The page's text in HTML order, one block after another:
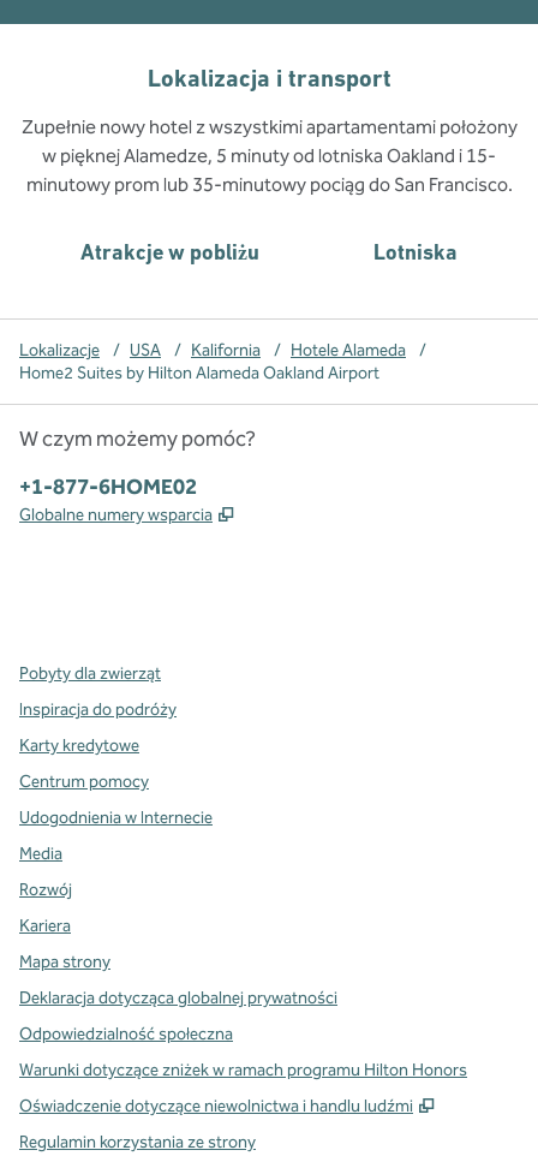
Lokalizacja i transport
Zupełnie nowy hotel z wszystkimi apartamentami położony
w pięknej Alamedze, 5 minuty od lotniska Oakland i 15-
minutowy prom lub 35-minutowy pociąg do San Francisco.
Atrakcje w pobliżu Lotniska
Lokalizacje / USA / Kalifornia / Hotele Alameda
/
Home2 Suites by Hilton Alameda Oakland Airport
W czym możemy pomóc?
Telefon:
+1-877-6HOME02
Globalne numery wsparcia ,
Pobyty dla zwierząt
Inspiracja do podróży
Karty kredytowe
Centrum pomocy
Udogodnienia w Internecie
Media
Rozwój
Kariera
Mapa strony
Deklaracja dotycząca globalnej prywatności
Odpowiedzialność społeczna
Warunki dotyczące zniżek w ramach programu Hilton Honors
Oświadczenie dotyczące niewolnictwa i handlu ludźmi
,
Regulamin korzystania ze strony